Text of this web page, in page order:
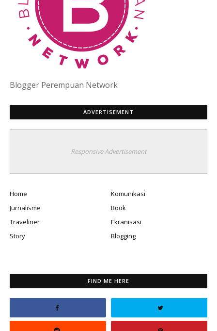
Blogger Perempuan Network
ADVERTISEMENT
Responsive Advertisement
Home
Komunikasi
Jurnalisme
Book
Traveliner
Ekranisasi
Story
Blogging
FIND ME HERE